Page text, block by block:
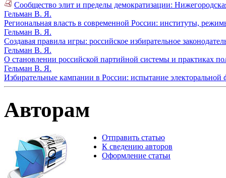
Сообщество элит и пределы демократизации:
Гельман В. Я.
Региональная власть в современной России: институты,
Гельман В. Я.
Создавая правила игры: российское избирательное
Гельман В. Я.
О становлении российской партийной системы и практиках
Гельман В. Я.
Избирательные кампании в России: испытание
Авторам
Отправить статью
К сведению авторов
Оформление статьи